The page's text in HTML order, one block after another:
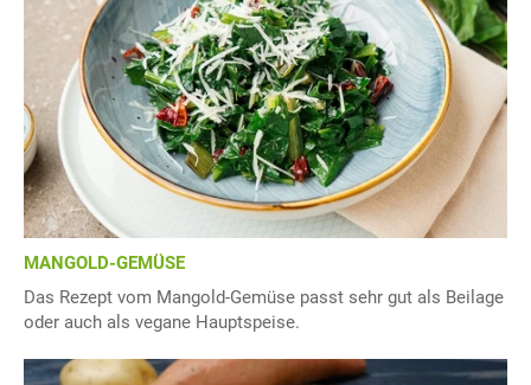
MANGOLD-GEMÜSE
Das Rezept vom Mangold-Gemüse passt sehr gut als Beilage
oder auch als vegane Hauptspeise.